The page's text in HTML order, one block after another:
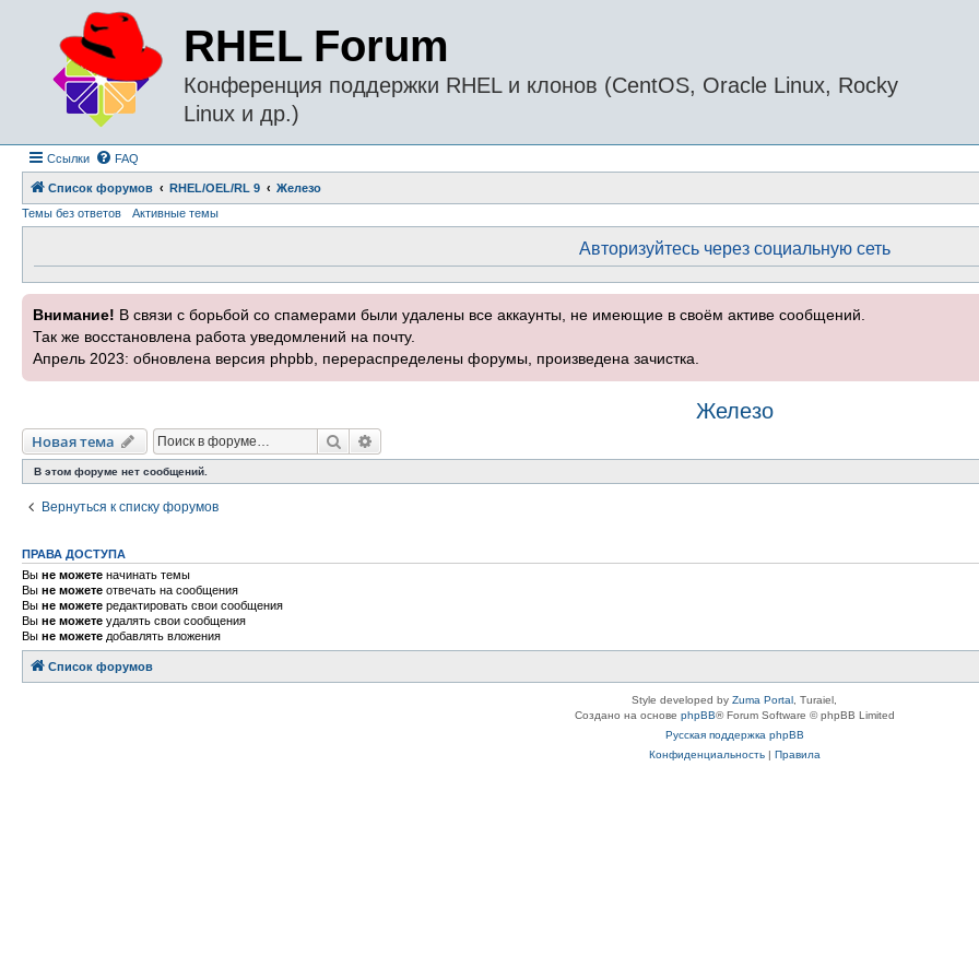
RHEL Forum
Конференция поддержки RHEL и клонов (CentOS, Oracle Linux, Rocky
Linux и др.)
Ссылки FAQ
Список форумов RHEL/OEL/RL 9
Железо
Темы без ответов
Активные темы
Авторизуйтесь через социальную сеть
Внимание! В связи с борьбой со спамерами были удалены все аккаунты, не имеющие в своём активе сообщений.
Так же восстановлена работа уведомлений на почту.
Апрель 2023: обновлена версия phpbb, перераспределены форумы, произведена зачистка.
Железо
Новая тема Поиск
В этом форуме нет сообщений.
Вернуться к списку форумов
ПРАВА ДОСТУПА
Вы не можете начинать темы
Вы не можете отвечать на сообщения
Вы не можете редактировать свои сообщения
Вы не можете удалять свои сообщения
Вы не можете добавлять вложения
Список форумов
Style developed by Zuma Portal , Turaiel,
Создано на основе phpBB® Forum Software © phpBB Limited
Русская поддержка phpBB
Конфиденциальность| Правила